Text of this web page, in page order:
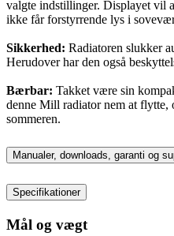
valgte indstillinger. Displayet vil
ikke får forstyrrende lys i
Sikkerhed: Radiatoren slukker
Herudover har den også
Bærbar: Takket være sin
denne Mill radiator nem at flytte,
sommeren.
Manualer, downloads, garanti og
Specifikationer
Mål og vægt